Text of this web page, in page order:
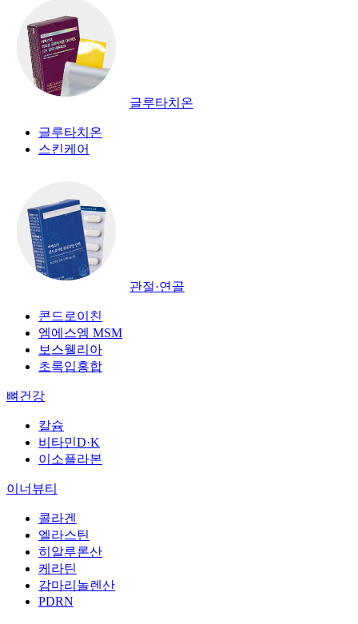
글루타치온
글루타치온
스킨케어
관절·연골
콘드로이친
엠에스엠 MSM
보스웰리아
초록입홍합
뼈건강
칼슘
비타민D·K
이소플라본
이너뷰티
콜라겐
엘라스틴
히알루론산
케라틴
감마리놀렌산
PDRN